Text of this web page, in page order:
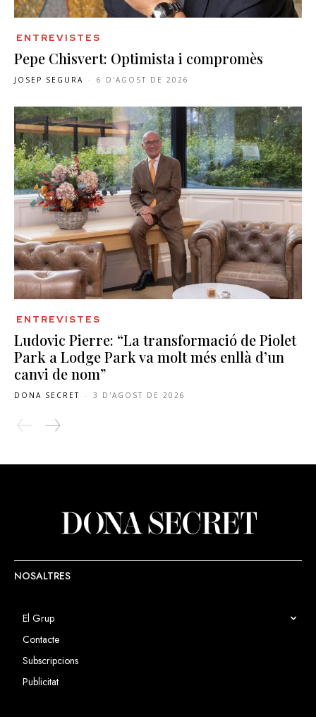
ENTREVISTES
Pepe Chisvert: Optimista i compromès
JOSEP SEGURA - 6 D'AGOST DE 2026
ENTREVISTES
Ludovic Pierre: “La transformació de Piolet
Park a Lodge Park va molt més enllà d’un
canvi de nom”
DONA SECRET - 3 D'AGOST DE 2026
NOSALTRES
El Grup
Contacte
Subscripcions
Publicitat